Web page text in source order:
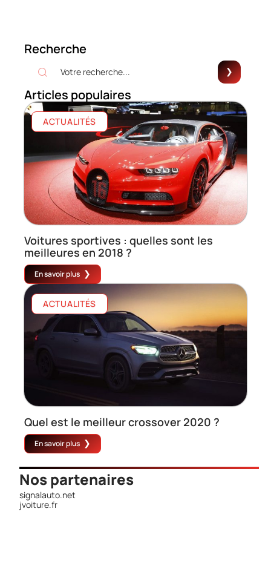
Recherche
Articles populaires
ACTUALITÉS
Voitures sportives : quelles sont les
meilleures en 2018 ?
En savoir plus
ACTUALITÉS
Quel est le meilleur crossover 2020 ?
En savoir plus
Nos partenaires
signalauto.net
jvoiture.fr